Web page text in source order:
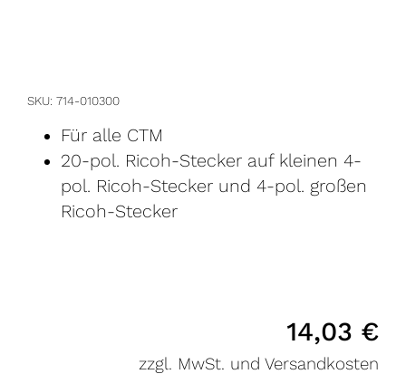
SKU 714-010300
Für alle CTM
20-pol. Ricoh-Stecker auf kleinen 4-
pol. Ricoh-Stecker und 4-pol. großen
Ricoh-Stecker
14,03 €
zzgl. MwSt. und Versandkosten